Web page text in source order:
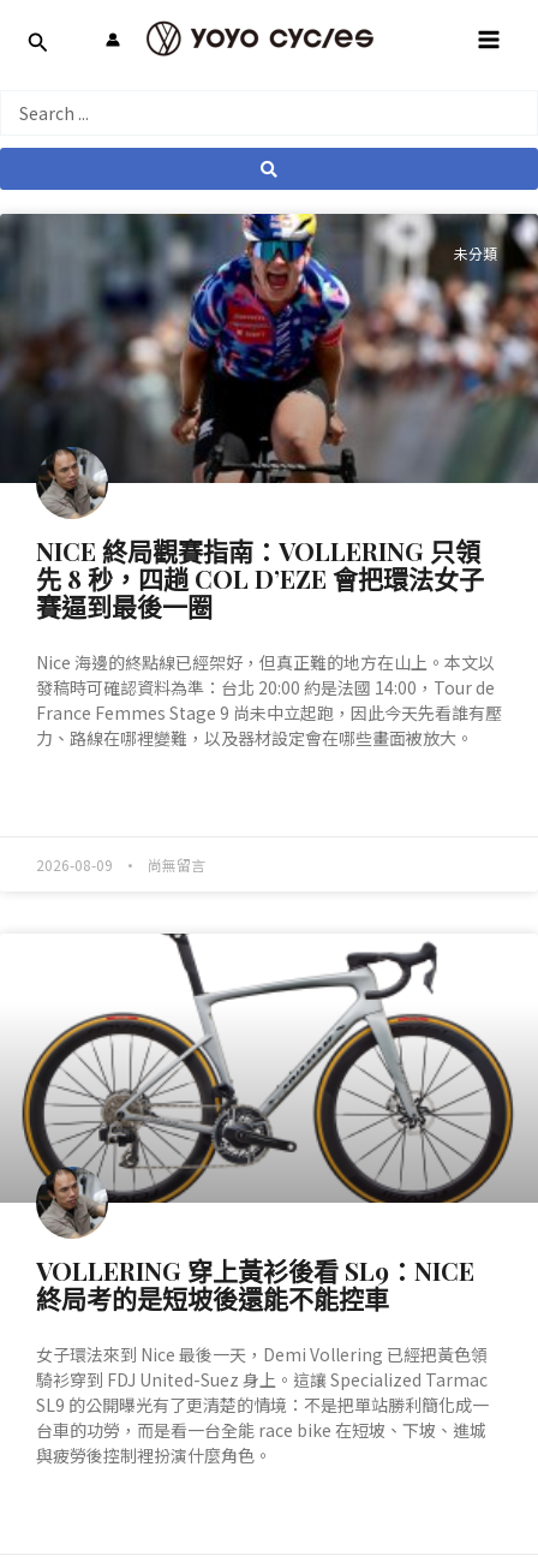
Search
未分類
NICE 終局觀賽指南：VOLLERING 只領
先 8 秒，四趟 COL D’EZE 會把環法女子
賽逼到最後一圈
Nice 海邊的終點線已經架好，但真正難的地方在山上。本文以
發稿時可確認資料為準：台北 20:00 約是法國 14:00，Tour de
France Femmes Stage 9 尚未中立起跑，因此今天先看誰有壓
力、路線在哪裡變難，以及器材設定會在哪些畫面被放大。
2026-08-09 尚無留言
VOLLERING 穿上黃衫後看 SL9：NICE
終局考的是短坡後還能不能控車
女子環法來到 Nice 最後一天，Demi Vollering 已經把黃色領
騎衫穿到 FDJ United-Suez 身上。這讓 Specialized Tarmac
SL9 的公開曝光有了更清楚的情境：不是把單站勝利簡化成一
台車的功勞，而是看一台全能 race bike 在短坡、下坡、進城
與疲勞後控制裡扮演什麼角色。